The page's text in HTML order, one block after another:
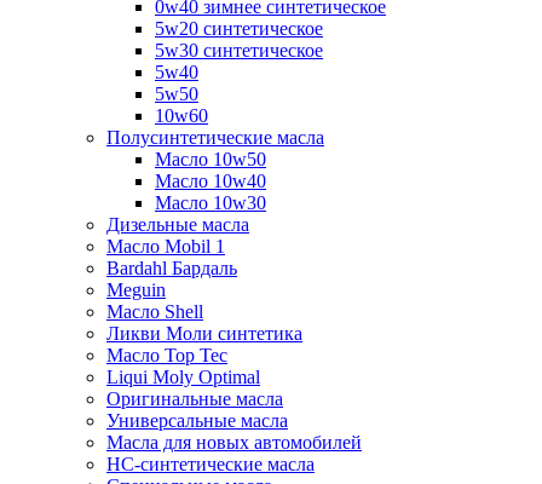
0w40 зимнее синтетическое
5w20 синтетическое
5w30 синтетическое
5w40
5w50
10w60
Полусинтетические масла
Масло 10w50
Масло 10w40
Масло 10w30
Дизельные масла
Масло Mobil 1
Bardahl Бардаль
Meguin
Масло Shell
Ликви Моли синтетика
Масло Top Tec
Liqui Moly Optimal
Оригинальные масла
Универсальные масла
Масла для новых автомобилей
HC-синтетические масла